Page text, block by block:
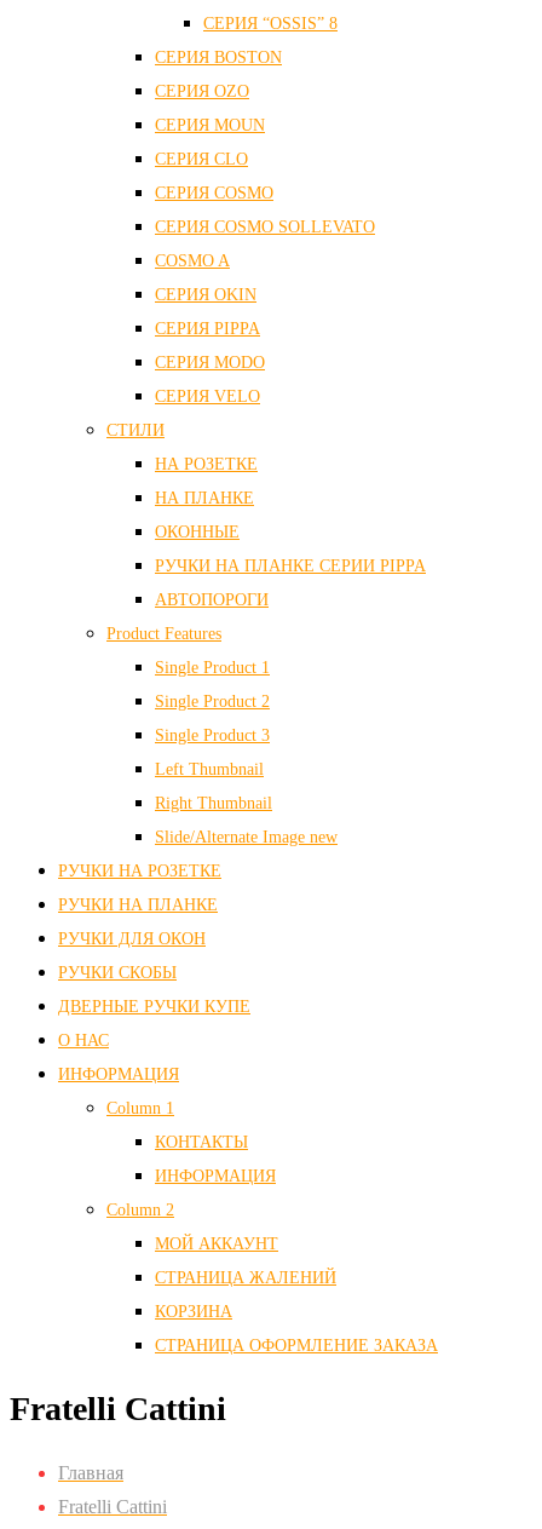
СЕРИЯ “OSSIS” 8
СЕРИЯ ВOSTON
CЕРИЯ OZO
СЕРИЯ MOUN
СЕРИЯ CLO
СЕРИЯ COSMO
СЕРИЯ COSMO SOLLEVATO
COSMO A
СЕРИЯ OKIN
СЕРИЯ PIPPA
СЕРИЯ MODO
СЕРИЯ VELO
СТИЛИ
НА РОЗЕТКЕ
НА ПЛАНКЕ
ОКОННЫЕ
РУЧКИ НА ПЛАНКЕ СЕРИИ PIPPA
АВТОПОРОГИ
Product Features
Single Product 1
Single Product 2
Single Product 3
Left Thumbnail
Right Thumbnail
Slide/Alternate Image new
РУЧКИ НА РОЗЕТКЕ
РУЧКИ НА ПЛАНКЕ
РУЧКИ ДЛЯ ОКОН
РУЧКИ СКОБЫ
ДВЕРНЫЕ РУЧКИ КУПЕ
О НАС
ИНФОРМАЦИЯ
Column 1
КОНТАКТЫ
ИНФОРМАЦИЯ
Column 2
МОЙ АККАУНТ
СТРАНИЦА ЖАЛЕНИЙ
КОРЗИНА
СТРАНИЦА ОФОРМЛЕНИЕ ЗАКАЗА
Fratelli Cattini
Главная
Fratelli Cattini